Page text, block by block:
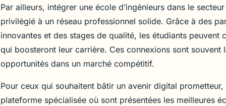
Par ailleurs, intégrer une école d’ingénieurs dans le
privilégié à un réseau professionnel solide. Grâce à des
innovantes et des stages de qualité, les étudiants peuvent
qui boosteront leur carrière. Ces connexions sont souvent
opportunités dans un marché compétitif.
Pour ceux qui souhaitent bâtir un avenir digital prometteur,
plateforme spécialisée où sont présentées les meilleures